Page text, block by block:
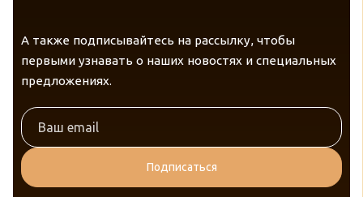
А также подписывайтесь на рассылку, чтобы
первыми узнавать о наших новостях и специальных
предложениях.
Подписаться